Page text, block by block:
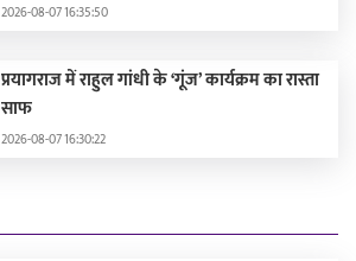
2026-08-07 16:35:50
प्रयागराज में राहुल गांधी के ‘गूंज’ कार्यक्रम का रास्ता
साफ
2026-08-07 16:30:22